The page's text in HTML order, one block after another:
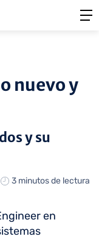
nuevo y
y su
3 minutos de lectura
en